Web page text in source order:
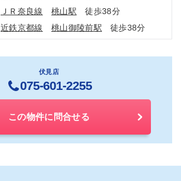
ＪＲ奈良線
桃山駅 徒歩38分
近鉄京都線
桃山御陵前駅 徒歩38分
伏見店
075-601-2255
この物件に問合せる